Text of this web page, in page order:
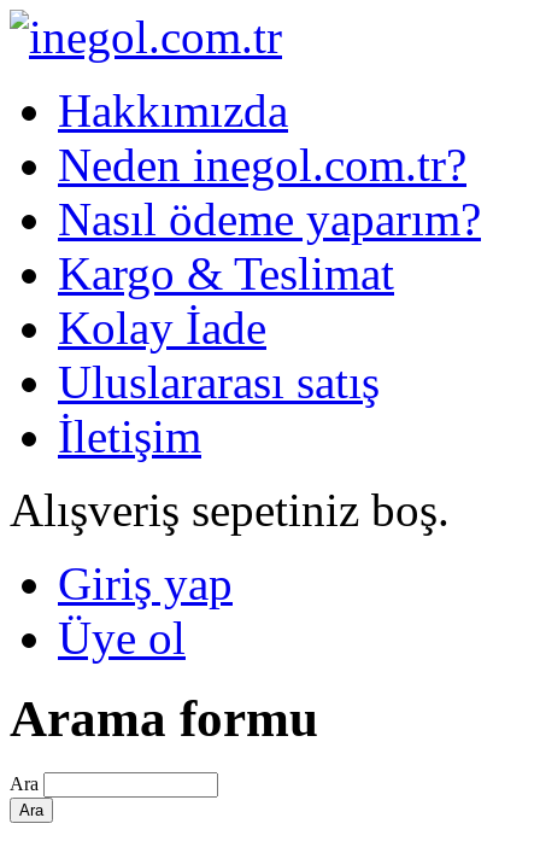
Hakkımızda
Neden inegol.com.tr?
Nasıl ödeme yaparım?
Kargo & Teslimat
Kolay İade
Uluslararası satış
İletişim
Alışveriş sepetiniz boş.
Giriş yap
Üye ol
Arama formu
Ara